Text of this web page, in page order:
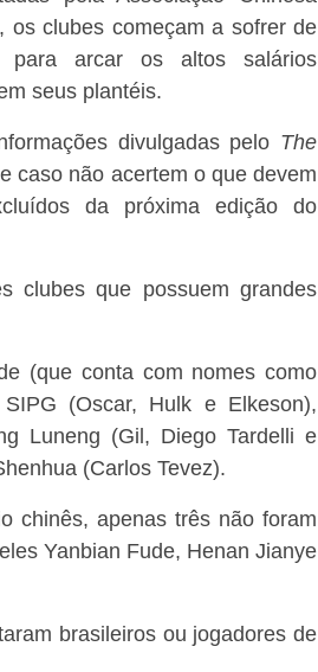
os clubes começam a sofrer de
para arcar os altos salários
seus plantéis.
divulgadas pelo The
caso não acertem o que devem
da próxima edição do
clubes que possuem grandes
(que conta com nomes como
(Oscar, Hulk e Elkeson),
Luneng (Gil, Diego Tardelli e
(Carlos Tevez).
chinês, apenas três não foram
Yanbian Fude, Henan Jianye
brasileiros ou jogadores de